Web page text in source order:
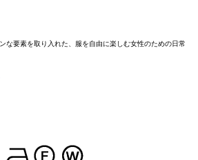
な要素を取り入れた、服を自由に楽しむ女性のための日常